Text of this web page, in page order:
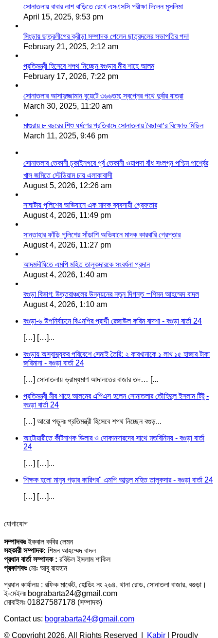
সোনাতলায় বাবার লাশ বাড়িতে রেখে এসএসসি পরীক্ষা দিলেন মুসলিমা
April 15, 2025, 9:53 pm
সিংড়ায় ছাত্রলীগের ক্রীড়া সম্পাদক পেলেন ছাত্রদলের সভাপতির পদ!
February 21, 2025, 2:12 am
প্রতিমন্ত্রী হিসেবে শপথ নিচ্ছেন বগুড়ার মীর শাহে আলম
February 17, 2026, 7:22 pm
সোনাতলার আসাদুজ্জামান বুয়েটে ৩৬৬তম; স্বপ্নের পথে দুর্বার যাত্রা
March 30, 2025, 11:20 am
মাগুরায় ৮ বছরের শিশু ধর্ষণের প্রতিবাদে সোনাতলায় বৈছাআ’র বিক্ষোভ মিছিল
March 11, 2025, 9:46 pm
সোনাতলার তেকানী চুকাইনগরে পূর্ব তেকানী ওয়াপদা বাঁধ সংলগ্ন পশ্চিম পার্শ্বের
খাস জমিতে স্টেডিয়াম চায় এলাকাবাসী
August 5, 2026, 12:26 am
সাঘাটায় পুলিশের অভিযানে এক মাদক ব্যবসায়ী গ্রেফতার
August 4, 2026, 11:49 pm
সান্তাহার ফাঁড়ি পুলিশের সাঁড়াশি অভিযানে মাদক কারবারি গ্রেপ্তার
August 4, 2026, 11:27 pm
আদমদীঘিতে এমপি মহিত তালুকদারকে সংবর্ধনা প্রদান
August 4, 2026, 1:40 am
বগুড়া বিভাগ: উত্তরাঞ্চলের উন্নয়নের নতুন দিগন্ত –শিমন আহম্মেদ বাদল
August 4, 2026, 1:10 am
বগুড়া-৬ উপনির্বাচনে বিএনপির প্রার্থী রেজাউল করিম বাদশা - বগুড়া বার্তা 24
[…] […]...
বগুড়ায় অস্বাস্থ্যকর পরিবেশে সেমাই তৈরি: ২ কারখানাকে ১ লাখ ১৫ হাজার টাকা
জরিমানা - বগুড়া বার্তা 24
[…] সোনাতলায় ভ্রাম্যমাণ আদালতের বাজার তদ… [...
প্রতিমন্ত্রী মীর শাহে আলমের এপিএস হলেন সোনাতলার তৌহিদুল ইসলাম টিটু -
বগুড়া বার্তা 24
[…] আরো পড়ূনঃ প্রতিমন্ত্রী হিসেবে শপথ নিচ্ছেন বগুড়...
আটোয়ারীতে কীটনাশক ডিলার ও দোকানদারদের সাথে মতবিনিময় - বগুড়া বার্তা
24
[…] […]...
শিক্ষক হলো মানুষ গড়ার কারিগর" এমপি আব্দুল মহিত তালুকদার - বগুড়া বার্তা 24
[…] […]...
যোগাযোগ
সম্পাদকঃইকবাল কবির লেমন
সহকারী সম্পাদক: শিমন আহম্মেদ বাদল
প্রধান বার্তা সম্পাদক : রবিউল ইসলাম শাকিল
প্রকাশকঃমোঃ আবু রায়হান
প্রধান কার্যালয় : রফিক মার্কেট, হোল্ডিং নং ২৬৪, থানা রোড, সোনাতলা বাজার, বগুড়া।
ই-মেইলঃ bograbarta24@gmail.com
মোবাইলঃ 01827587178 (সম্পাদক)
Contact us: bograbarta24@gmail.com
© Copyright 2026, All Rights Reserved |
Kabir | Proudly